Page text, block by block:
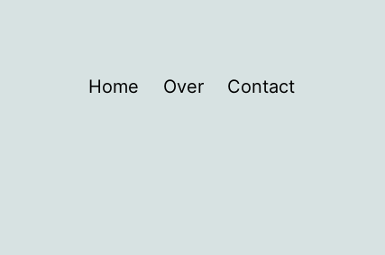
Home Over Contact